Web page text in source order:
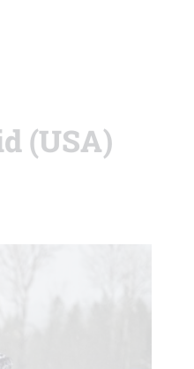
(USA)